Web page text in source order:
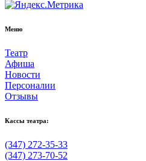
Меню
Театр
Афиша
Новости
Персоналии
Отзывы
Кассы театра:
(347) 272-35-33
(347) 273-70-52